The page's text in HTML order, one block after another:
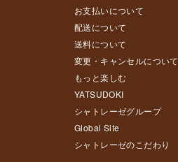
お支払いについて
配送について
送料について
変更・キャンセルについて
もっと楽しむ
YATSUDOKI
シャトレーゼグループ
Global Site
シャトレーゼのこだわり